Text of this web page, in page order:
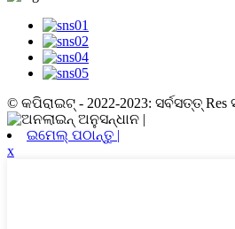
© କପିରାଇଟ୍ - 2022-2023: ସର୍ବସତ୍ତ୍ Res
ଇମେଲ୍ ପଠାନ୍ତୁ |
x